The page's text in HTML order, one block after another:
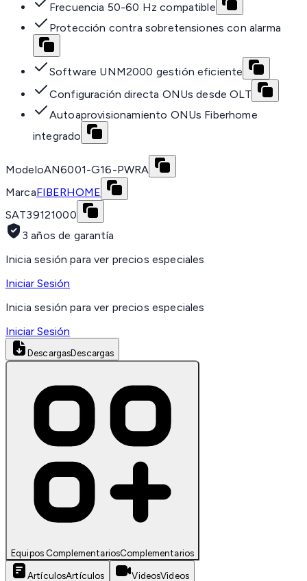
Frecuencia 50-60 Hz compatible
Protección contra sobretensiones con alarma
Software UNM2000 gestión eficiente
Configuración directa ONUs desde OLT
Autoaprovisionamiento ONUs Fiberhome
integrado
ModeloAN6001-G16-PWRA
MarcaFIBERHOME
SAT39121000
3 años de garantía
Inicia sesión para ver precios especiales
Iniciar Sesión
Inicia sesión para ver precios especiales
Iniciar Sesión
DescargasDescargas
Equipos ComplementariosComplementarios
ArtículosArtículos VideosVideos